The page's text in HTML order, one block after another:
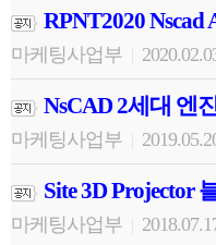
RPNT2020
마케팅사업부
NsCAD 2세대 엔
마케팅사업부
Site 3D Projector
마케팅사업부